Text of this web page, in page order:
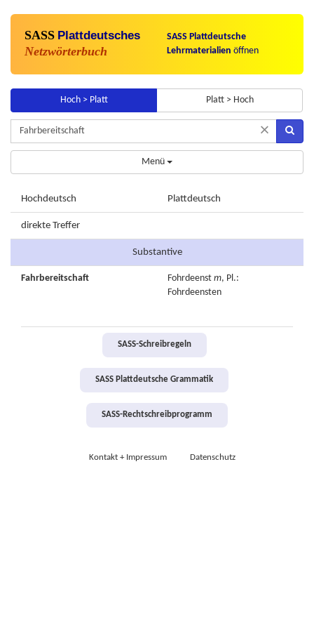
SASS Plattdeutsches
Netzwörterbuch
SASS Plattdeutsche
Lehrmaterialien öffnen
Hoch > Platt Platt > Hoch
×
Menü
Hochdeutsch Plattdeutsch
direkte Treffer
Substantive
Fahrbereitschaft Fohrdeenst m, Pl.:
Fohrdeensten
SASS-Schreibregeln
SASS Plattdeutsche Grammatik
SASS-Rechtschreibprogramm
Kontakt + Impressum Datenschutz